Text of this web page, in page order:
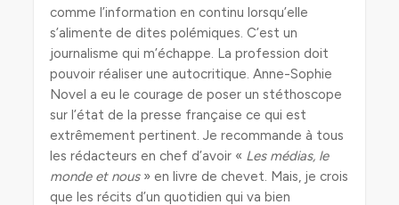
comme l’information en continu lorsqu’elle
s’alimente de dites polémiques. C’est un
journalisme qui m’échappe. La profession doit
pouvoir réaliser une autocritique. Anne-Sophie
Novel a eu le courage de poser un stéthoscope
sur l’état de la presse française ce qui est
extrêmement pertinent. Je recommande à tous
les rédacteurs en chef d’avoir « Les médias, le
monde et nous» en livre de chevet. Mais, je crois
que les récits d’un quotidien qui va bien